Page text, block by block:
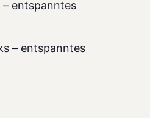
entspanntes
– entspanntes